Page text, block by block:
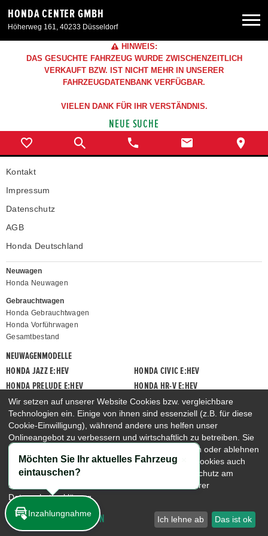
HONDA CENTER GMBH
Höherweg 161, 40233 Düsseldorf
Neuwagen
Angebote
Service & Zubehör
Unser Autohaus
HINWEIS:
DAS GESUCHTE FAHRZEUG WURDE ZWISCHENZEITLICH
VERKAUFT BZW. IST NICHT MEHR IN UNSERER
FAHRZEUGDATENBANK VERFÜGBAR.
VIELEN DANK FÜR IHR VERSTÄNDNIS.
NEUE SUCHE
Kontakt
Impressum
Datenschutz
AGB
Honda Deutschland
Neuwagen
Honda Neuwagen
Gebrauchtwagen
Honda Gebrauchtwagen
Honda Vorführwagen
Gesamtbestand
NEUWAGENMODELLE
HONDA JAZZ E:HEV
HONDA CIVIC E:HEV
HONDA PRELUDE E:HEV
HONDA HR-V E:HEV
HONDA ZR-V E:HEV
HONDA CR-V E:HEV & E:PHEV
Wir setzen auf unserer Website Cookies bzw. vergleichbare
Technologien ein. Einige von ihnen sind essenziell (z.B. für diese
Cookie-Einwilligung), während andere uns helfen unser
Onlineangebot zu verbessern und wirtschaftlich zu betreiben. Sie
können die nicht-notwendigen Cookies akzeptieren oder ablehnen
sowie diese Einstellungen jederzeit aufrufen und Cookies auch
nachträglich jederzeit abwählen, z.B. unter Datenschutz am
Seitenende. Nähere Hinweise erhalten Sie in unserer
Datenschutzerklärung.
COOKIE-EINSTELLUNGEN Ich lehne ab Das ist ok
Inzahlungnahme
Möchten Sie Ihr aktuelles Fahrzeug
eintauschen?
Schließen